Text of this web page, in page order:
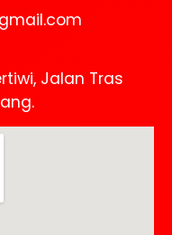
Jalan Tras